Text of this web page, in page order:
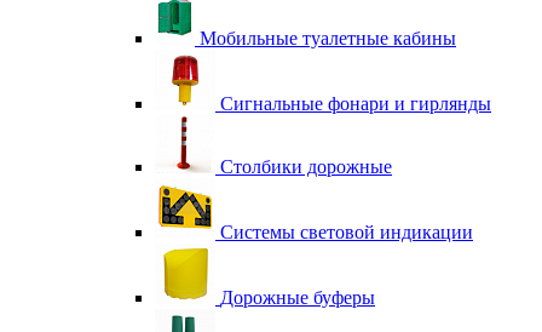
Мобильные туалетные кабины
Сигнальные фонари и гирлянды
Столбики дорожные
Системы световой индикации
Дорожные буферы